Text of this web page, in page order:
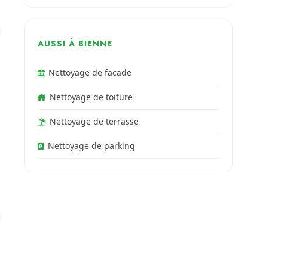
AUSSI À BIENNE
Nettoyage de facade
Nettoyage de toiture
Nettoyage de terrasse
Nettoyage de parking